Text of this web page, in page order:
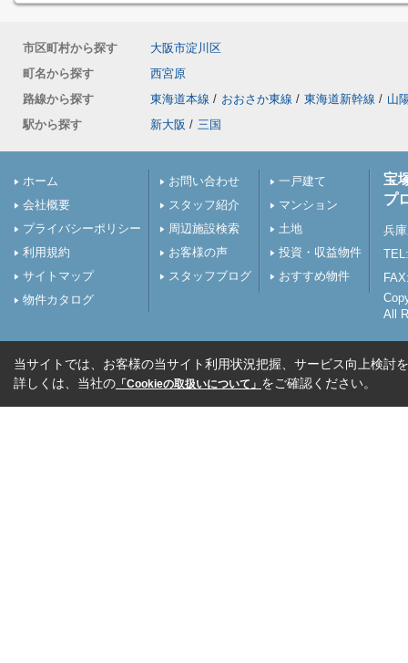
市区町村から探す
大阪市淀川区
町名から探す
西宮原
路線から探す
東海道本線 / おおさか東線 / 東海道新幹線 / 山
駅から探す
新大阪 / 三国
ホーム
会社概要
プライバシーポリシー
利用規約
サイトマップ
物件カタログ
お問い合わせ
スタッフ紹介
周辺施設検索
お客様の声
スタッフブログ
一戸建て
マンション
土地
投資・収益物件
おすすめ物件
宝
プ
兵
All
当サイトでは、お客様の当サイト利用状況把握、サービス向上検討
詳しくは、当社の 「Cookieの取扱いについて」 をご確認ください。